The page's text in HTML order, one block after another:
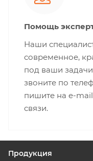
Помощь
Наши
современное,
под ваши
звоните по
пишите на e-mail
связи.
Продукция